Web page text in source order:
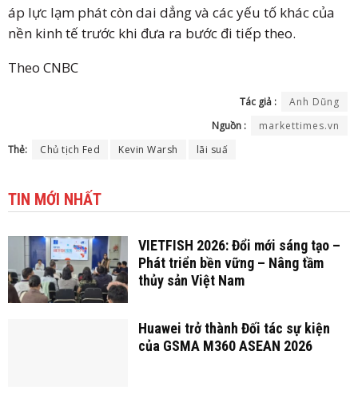
áp lực lạm phát còn dai dẳng và các yếu tố khác của
nền kinh tế trước khi đưa ra bước đi tiếp theo.
Theo CNBC
Tác giả :
Anh Dũng
Nguồn :
markettimes.vn
Thẻ:
Chủ tịch Fed Kevin Warsh lãi suấ
TIN MỚI NHẤT
VIETFISH 2026: Đổi mới sáng tạo –
Phát triển bền vững – Nâng tầm
thủy sản Việt Nam
Huawei trở thành Đối tác sự kiện
của GSMA M360 ASEAN 2026